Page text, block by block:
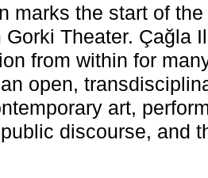
marks the start of
Theater. Çağla
from within for
open,
art,
discourse, and